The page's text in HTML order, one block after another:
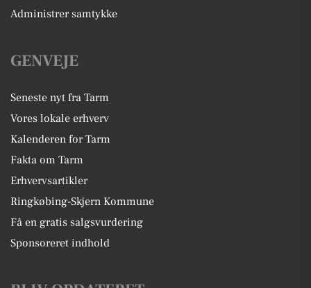
Administrer samtykke
GENVEJE
Seneste nyt fra Tarm
Vores lokale erhverv
Kalenderen for Tarm
Fakta om Tarm
Erhvervsartikler
Ringkøbing-Skjern Kommune
Få en gratis salgsvurdering
Sponsoreret indhold